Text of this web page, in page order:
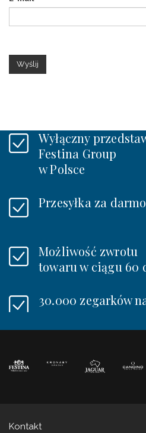
Wyślij
Wyłączny
Festina Group
w Polsce
Przesyłka za darmo
Możliwość zwrotu
towaru w ciągu 60
30.000 zegarków
Kontakt